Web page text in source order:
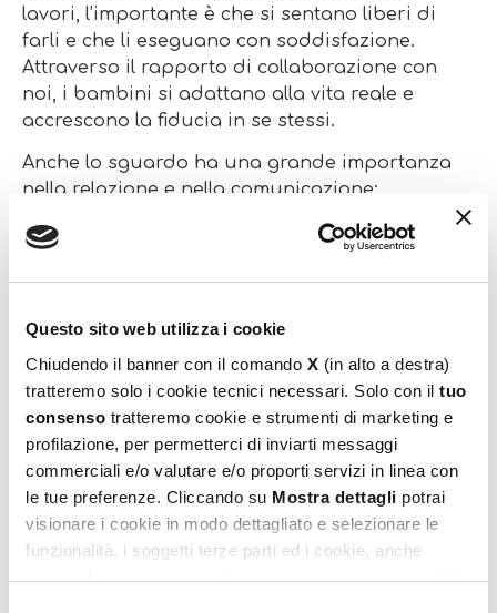
Questo sito web utilizza i cookie
Chiudendo il banner con il comando X (in alto a destra)
tratteremo solo i cookie tecnici necessari. Solo con il tuo
consenso tratteremo cookie e strumenti di marketing e
profilazione, per permetterci di inviarti messaggi
commerciali e/o valutare e/o proporti servizi in linea con
le tue preferenze. Cliccando su Mostra dettagli potrai
visionare i cookie in modo dettagliato e selezionare le
funzionalità, i soggetti terze parti ed i cookie, anche
eventualmente raggruppati per categorie omogenee. Nel
lavori, l’importante è che si sentano liberi di
farli e che li eseguano con soddisfazione.
Attraverso il rapporto di collaborazione con
noi, i bambini si adattano alla vita reale e
accrescono la fiducia in se stessi.
Anche lo sguardo ha una grande importanza
nella relazione e nella comunicazione;
contatto in profondità e riusciamo a
per te”. “ attento che cadi”, “ sei troppo piccolo
negative bloccano il bambino. Mettiamo da
parte queste espressioni e enfatizziamo gli
avvertimenti amorevoli e incoraggianti, meglio
se uniti a uno sguardo silenzioso e protettivo
(non disturbarlo mentre agisce). Dare fiducia è
il più bel regalo per favorire la fiducia. Noi
genitori possiamo indicare la via verso la
libertà, educando i nostri figli a “scegliere”, ad
esempio possiamo incrementare le occasioni